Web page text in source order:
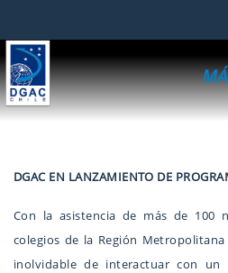
DGAC EN LANZAMIENTO DE
Con la asistencia de más de 100
colegios de la Región
inolvidable de interactuar con un